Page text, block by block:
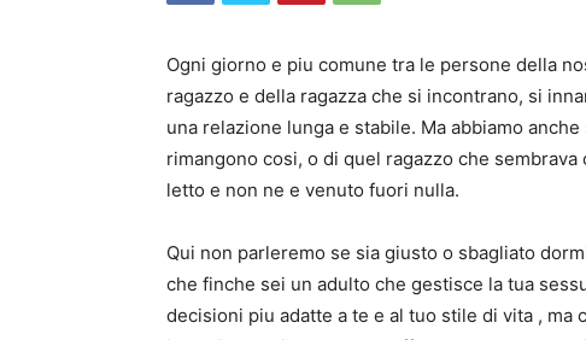
Ogni giorno e piu comune tra le persone della
ragazzo e della ragazza che si incontrano, si
una relazione lunga e stabile. Ma abbiamo
rimangono cosi, o di quel ragazzo che
letto e non ne e venuto fuori nulla.
Qui non parleremo se sia giusto o sbagliato
che finche sei un adulto che gestisce la tua
decisioni piu adatte a te e al tuo stile di vita ,